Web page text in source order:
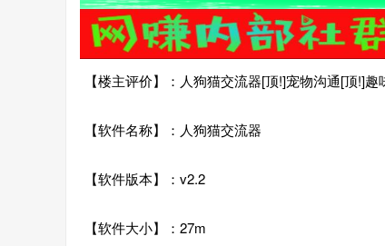
【楼主评价】：人狗猫交流器[顶!]宠物沟通[顶!]趣
【软件名称】：人狗猫交流器
【软件版本】：v2.2
【软件大小】：27m